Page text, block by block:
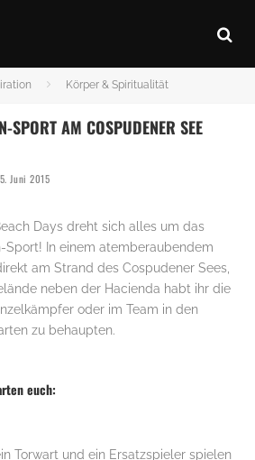
Körper & Spiritualität
SPORT AM COSPUDENER SEE
Juni 2015
Days dreht sich alles um das
Sport! In einem atemberaubendem
irekt am Strand des Cospudener Sees,
neben der Hacienda habt ihr die
oder im Team in den
zu behaupten.
euch:
Torwart und ein Ersatzspieler spielen